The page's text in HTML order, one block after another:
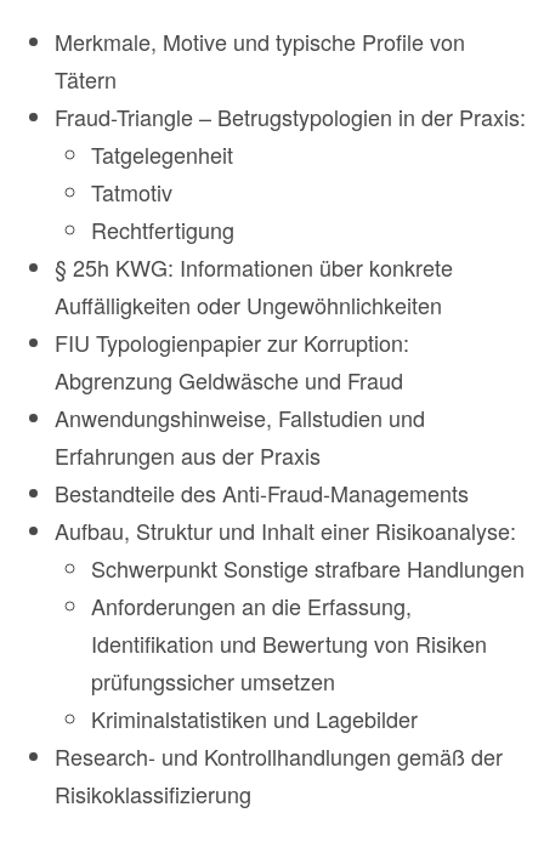
Merkmale, Motive und typische Profile von
Tätern
Fraud-Triangle – Betrugstypologien in der Praxis:
Tatgelegenheit
Tatmotiv
Rechtfertigung
§ 25h KWG: Informationen über konkrete
Auffälligkeiten oder Ungewöhnlichkeiten
FIU Typologienpapier zur Korruption:
Abgrenzung Geldwäsche und Fraud
Anwendungshinweise, Fallstudien und
Erfahrungen aus der Praxis
Bestandteile des Anti-Fraud-Managements
Aufbau, Struktur und Inhalt einer Risikoanalyse:
Schwerpunkt Sonstige strafbare Handlungen
Anforderungen an die Erfassung,
Identifikation und Bewertung von Risiken
prüfungssicher umsetzen
Kriminalstatistiken und Lagebilder
Research- und Kontrollhandlungen gemäß der
Risikoklassifizierung